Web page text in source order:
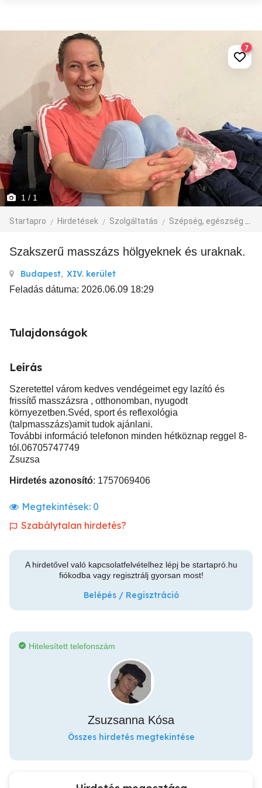
1 / 1
Startapro Hirdetések Szolgáltatás Szépség, egészség
7
Szakszerű masszázs hölgyeknek és uraknak.
Budapest, XIV. kerület
Feladás dátuma: 2026.06.09 18:29
Tulajdonságok
Leírás
Szeretettel várom kedves vendégeimet egy lazító és
frissítő masszázsra , otthonomban, nyugodt
környezetben.Svéd, sport és reflexológia
(talpmasszázs)amit tudok ajánlani.
További információ telefonon minden hétköznap reggel 8-
tól.06705747749
Zsuzsa
Hirdetés azonosító: 1757069406
Megtekintések: 0
Szabálytalan hirdetés?
A hirdetővel való kapcsolatfelvételhez lépj be startapró.hu
fiókodba vagy regisztrálj gyorsan most!
Belépés / Regisztráció
Hitelesített telefonszám
Zsuzsanna Kósa
Összes hirdetés megtekintése